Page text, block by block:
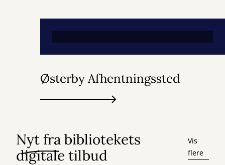
Østerby Afhentningssted
Nyt fra bibliotekets
digitale tilbud
Vis
flere